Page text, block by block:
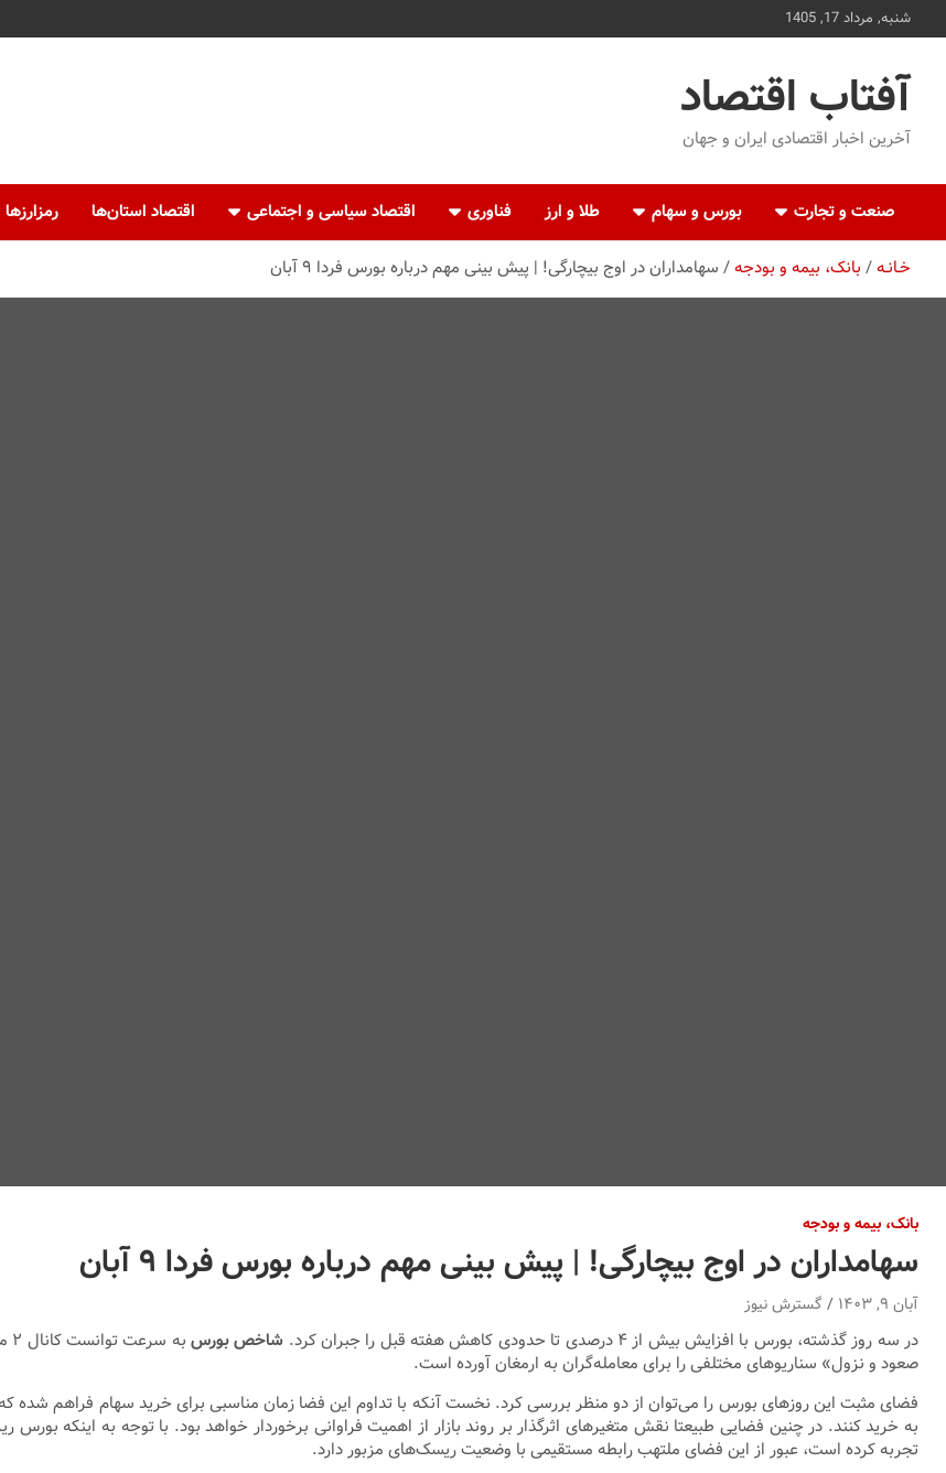
محتوا
شنبه, مرداد 17, 1405
آفتاب اقتصاد
آخرین اخبار اقتصادی ایران و جهان
صنعت و تجارت بورس و سهام طلا و ارز فناوری اقتصاد سیاسی و اجتماعی اقتصاد استان‌ها رمزارزها
خـانـه بانک، بیمه و بودجه سهامداران در اوج بیچارگی! | پیش بینی مهم درباره بورس فردا ۹ آبان
بانک، بیمه و بودجه
سهامداران در اوج بیچارگی! | پیش بینی مهم درباره بورس فردا ۹ آبان
آبان ۹, ۱۴۰۳ گسترش نیوز
در سه روز گذشته، بورس با افزایش بیش از ۴ درصدی تا حدودی کاهش هفته قبل را جبران کرد. شاخص بورس
صعود و نزول» سناریوهای مختلفی را برای معامله‌گران به ارمغان آورده است.
فضای مثبت این روز‌های بورس را می‌توان از دو منظر بررسی کرد. نخست آنکه با تداوم این فضا زمان مناسبی برای خرید سهام فراهم شده که
تجربه کرده است، عبور از این فضای ملتهب رابطه مستقیمی با وضعیت ریسک‌های مزبور دارد.